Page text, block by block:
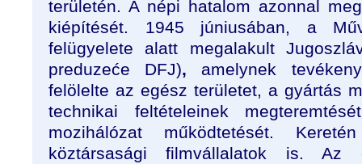
területén. A népi hatalom azonnal
kiépítését. 1945 júniusában, a
felügyelete alatt megalakult
preduzeće DFJ), amelynek
felölelte az egész területet, a gyártás
technikai feltételeinek
mozihálózat működtetését.
köztársasági filmvállalatok is.